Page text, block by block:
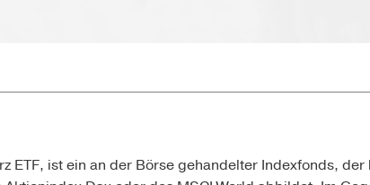
ETF, ist ein an der Börse gehandelter Indexfonds,